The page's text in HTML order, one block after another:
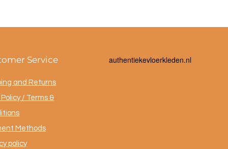
Service
and Returns
/ Terms &
Methods
policy
authentiekevloerkleden.nl